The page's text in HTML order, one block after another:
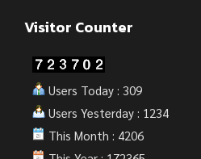
Visitor Counter
Users Today : 309
Users Yesterday : 1234
This Month : 4206